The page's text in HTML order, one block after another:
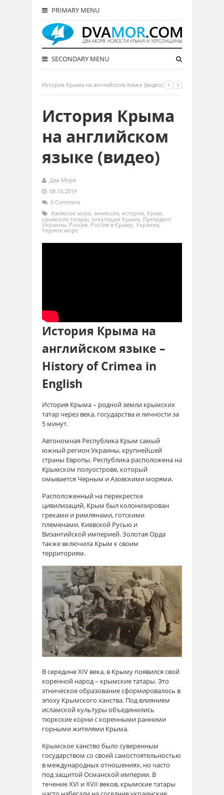
PRIMARY MENU
SECONDARY MENU
История Крыма на английском языке (видео)
История Крыма
на английском
языке (видео)
Два Моря
08.10.2019
0 Comment
Азовское море, аннексия, история, Крым,
крымские татары, оккупация Крыма, Президент
Украины, Россия, Россия в Крыму, Украина,
Черное море
История Крыма на
английском языке –
History of Crimea in
English
История Крыма – родной земли крымских
татар через века, государства и личности за
5 минут.
Автономная Республика Крым самый
южный регион Украины, крупнейшей
страны Европы. Республика расположена на
Крымском полуострове, который
омывается Черным и Азовскими морями.
Расположенный на перекрестке
цивилизаций, Крым был колонизирован
греками и римлянами, готскими
племенами, Киевской Русью и
Византийской империей. Золотая Орда
также включила Крым к своим
территориям.
В середине XIV века, в Крыму появился свой
коренной народ – крымские татары. Это
этническое образование сформировалось в
эпоху Крымского ханства. Под влиянием
исламской культуры объединились
тюркские корни с коренными ранними
горными жителями Крыма.
Крымское ханство было суверенным
государством со своей самостоятельностью
в международных отношениях, но часто
под защитой Османской империи. В
течение XVI и XVII веков, крымские татары